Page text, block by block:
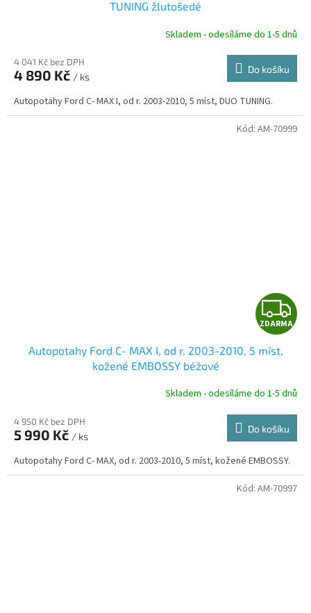
R
TUNING žlutošedé
Skladem - odesíláme do 1-5 dnů
4 041 Kč bez DPH
4 890 Kč / ks
Do košíku
Autopotahy Ford C- MAX I, od r. 2003-2010, 5 míst, DUO TUNING.
Z
D
R
ZDARMA
Autopotahy Ford C- MAX I, od r. 2003-2010, 5 míst,
kožené EMBOSSY béžové
Skladem - odesíláme do 1-5 dnů
4 950 Kč bez DPH
5 990 Kč / ks
Do košíku
Autopotahy Ford C- MAX, od r. 2003-2010, 5 míst, kožené EMBOSSY.
Kód: AM-70999
Kód: AM-70997